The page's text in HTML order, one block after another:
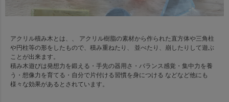
アクリル積み木とは、、 アクリル樹脂の素材から作られた直方体や三角柱
や円柱等の形をしたもので、積み重ねたり、 並べたり、崩したりして遊ぶ
ことが出来ます。
積み木遊びは発想力を鍛える・手先の器用さ・バランス感覚・集中力を養
う・想像力を育てる・自分で片付ける習慣を身につける などなど他にも
様々な効果があるとされています。